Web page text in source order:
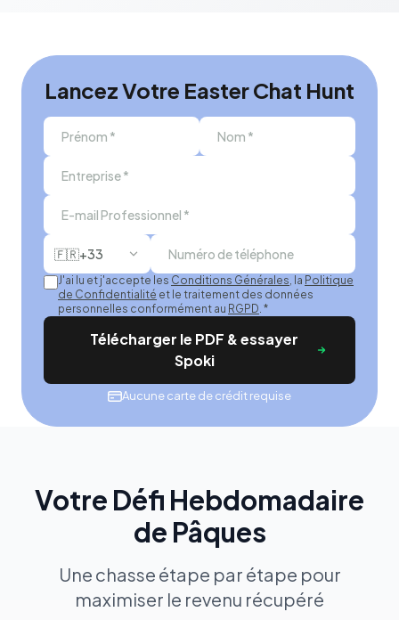
Lancez Votre Easter Chat Hunt
🇫🇷+33
J'ai lu et j'accepte les Conditions Générales, la Politique
de Confidentialité et le traitement des données
personnelles conformément au RGPD. *
Télécharger le PDF & essayer
Spoki
Aucune carte de crédit requise
Votre Défi Hebdomadaire
de Pâques
Une chasse étape par étape pour
maximiser le revenu récupéré